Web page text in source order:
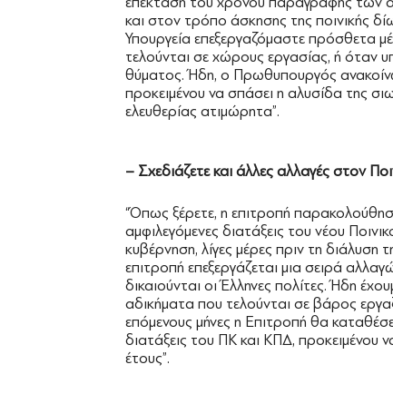
και στον τρόπο άσκησης της ποινικής
Υπουργεία επεξεργαζόμαστε πρόσθετα
τελούνται σε χώρους εργασίας, ή όταν
θύματος. Ήδη, ο Πρωθυπουργός
προκειμένου να σπάσει η αλυσίδα της
ελευθερίας ατιμώρητα”.
– Σχεδιάζετε και άλλες αλλαγές στον
“Όπως ξέρετε, η επιτροπή
αμφιλεγόμενες διατάξεις του νέου
κυβέρνηση, λίγες μέρες πριν τη
επιτροπή επεξεργάζεται μια σειρά
δικαιούνται οι Έλληνες πολίτες. Ήδη
αδικήματα που τελούνται σε βάρος
επόμενους μήνες η Επιτροπή θα
διατάξεις του ΠΚ και ΚΠΔ, προκειμένου
έτους”.